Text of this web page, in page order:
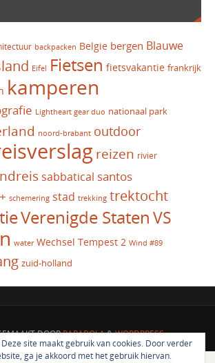
backpacken Belgie bergen Blauwe
Eifel Fietsen fietsvakantie frankrijk
kamperen
Lightheart gear duo nationaal park
noord-brabant outdoor
reizen rivier
sabbatical santos
schemering stad trekking trektocht
Verenigde StatenVS
water Wechsel Tempest 2 Wind #89
zuid-holland
DOORPARABOLA&WORDPRESS.
site maakt gebruik van cookies. Door verder
ga je akkoord met het gebruik hiervan.